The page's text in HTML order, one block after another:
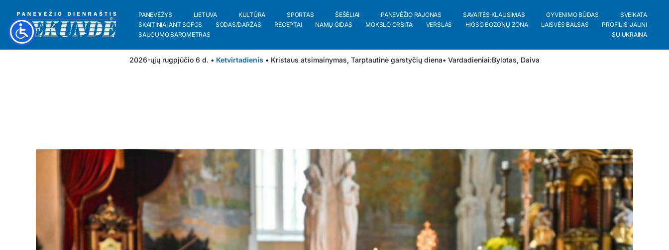
PANEVĖŽYS LIETUVA KULTŪRA SPORTAS ŠEŠĖLIAI PANEVĖŽIO RAJONAS SAVAITĖS KLAUSIMAS GYVENIMO BŪDAS
SVEIKATA
SKAITINIAI ANT SOFOS
SODAS/DARŽAS RECEPTAI NAMŲ GIDAS MOKSLO ORBITA VERSLAS HIGSO BOZONŲ ZONA LAISVĖS BALSAS
PROFILIS_JAUNI
SAUGUMO BAROMETRAS
SU UKRAINA
2026-ųjų rugpjūčio 6 d. • Ketvirtadienis • Kristaus atsimainymas, Tarptautinė garstyčių diena• Vardadieniai:Bylotas, Daiva